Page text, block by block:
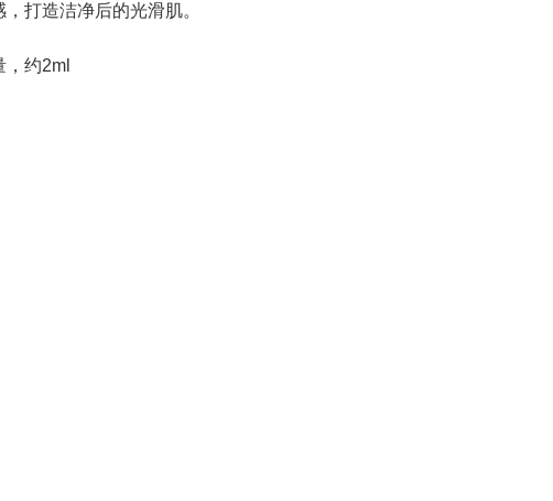
打造洁净后的光滑肌。
约2ml